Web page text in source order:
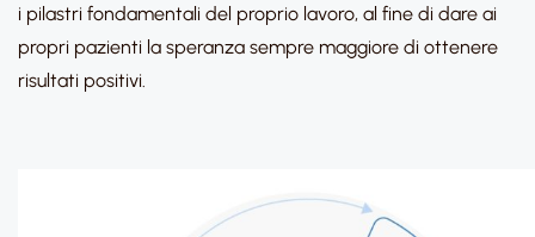
i pilastri fondamentali del proprio lavoro, al fine di dare ai
propri pazienti la speranza sempre maggiore di ottenere
risultati positivi.